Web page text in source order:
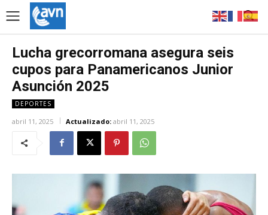
Lucha grecorromana asegura seis
cupos para Panamericanos Junior
Asunción 2025
DEPORTES
abril 11, 2025 Actualizado: abril 11, 2025